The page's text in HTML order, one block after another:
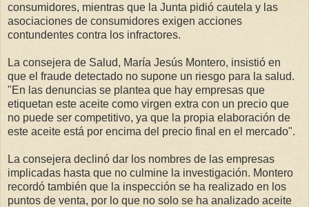
consumidores, mientras que la Junta pidió cautela y las
asociaciones de consumidores exigen acciones
contundentes contra los infractores.
La consejera de Salud, María Jesús Montero, insistió en
que el fraude detectado no supone un riesgo para la salud.
"En las denuncias se plantea que hay empresas que
etiquetan este aceite como virgen extra con un precio que
no puede ser competitivo, ya que la propia elaboración de
este aceite está por encima del precio final en el mercado".
La consejera declinó dar los nombres de las empresas
implicadas hasta que no culmine la investigación. Montero
recordó también que la inspección se ha realizado en los
puntos de venta, por lo que no solo se ha analizado aceite